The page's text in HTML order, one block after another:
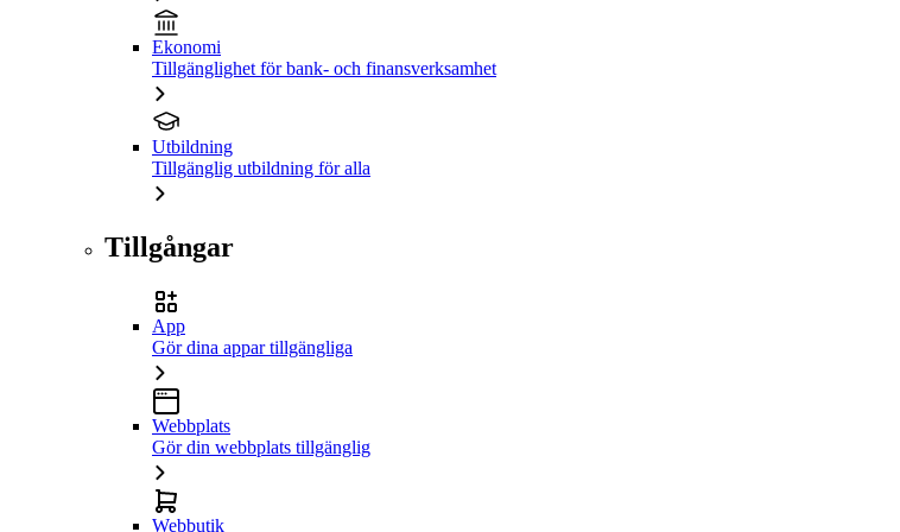
Ekonomi
Tillgänglighet för bank- och finansverksamhet
Utbildning
Tillgänglig utbildning för alla
Tillgångar
App
Gör dina appar tillgängliga
Webbplats
Gör din webbplats tillgänglig
Webbutik